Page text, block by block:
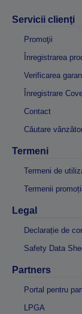
Servicii clienţi
Promoţii
Înregistrarea
Verificarea
Înregistrare
Contact
Căutare
Termeni
Termeni de
Termenii
Legal
Declarație de
Safety Data
Partners
Portal pentru
LPGA